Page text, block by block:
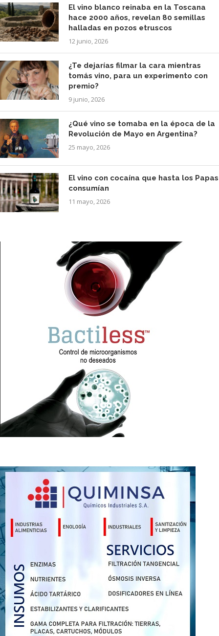
El vino blanco reinaba en la Toscana
hace 2000 años, revelan 80 semillas
halladas en pozos etruscos
12 junio, 2026
¿Te dejarías filmar la cara mientras
tomás vino, para un experimento con
premio?
9 junio, 2026
¿Qué vino se tomaba en la época de la
Revolución de Mayo en Argentina?
25 mayo, 2026
El vino con cocaína que hasta los Papas
consumían
11 mayo, 2026